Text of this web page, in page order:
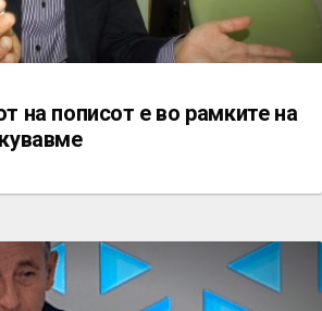
на пописот е во рамките на